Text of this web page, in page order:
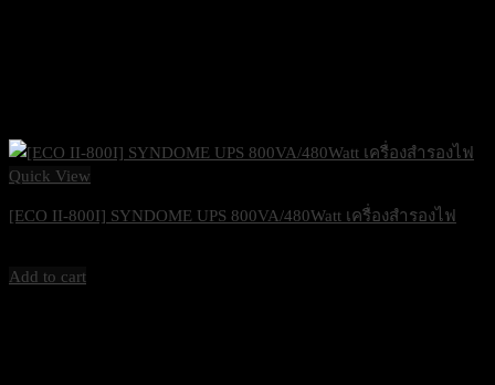
Quick View
[ECO II-800I] SYNDOME UPS 800VA/480Watt เครื่องสำรองไฟ
Add to cart